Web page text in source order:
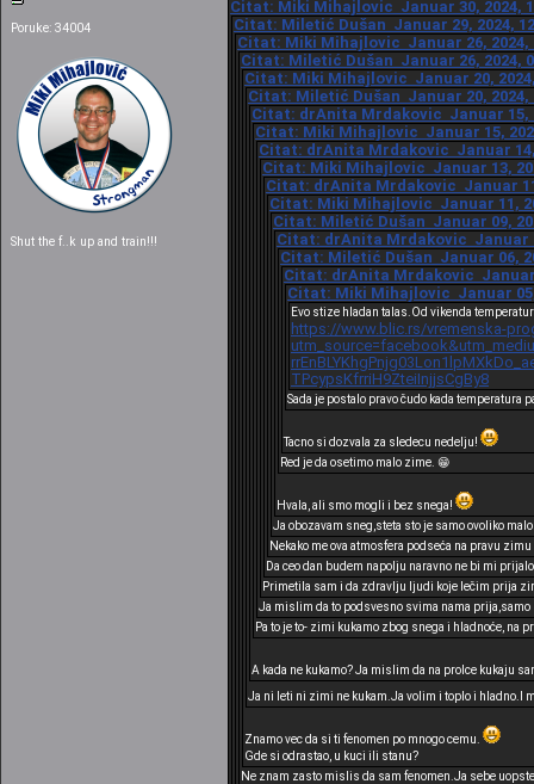
Poruke: 34004
Shut the f..k up and train!!!
Citat: Miki Mihajlovic Januar 30, 2024,
Citat: Miletić Dušan Januar 29, 2024,
Citat: Miki Mihajlovic Januar 26, 2024,
Citat: Miletić Dušan Januar 26, 2024,
Citat: Miki Mihajlovic Januar 20,
Citat: Miletić Dušan Januar 20, 2024,
Citat: drAnita Mrdakovic Januar 15,
Citat: Miki Mihajlovic Januar 15,
Citat: drAnita Mrdakovic Januar 14,
Citat: Miki Mihajlovic Januar 13,
Citat: drAnita Mrdakovic Januar
Citat: Miki Mihajlovic Januar 11,
Citat: Miletić Dušan Januar 09,
Citat: drAnita Mrdakovic Januar
Citat: Miletić Dušan Januar 06,
Citat: drAnita Mrdakovic Januar
Citat: Miki Mihajlovic Januar 05,
Evo stize hladan talas.Od vikenda
https://www.blic.rs/vremenska-
TPcypsKfrriH9ZteiInjjsCgBy8
Sada je postalo pravo čudo kada temperatura
Tacno si dozvala za sledecu nedelju!
Red je da osetimo malo zime. 😁
Hvala, ali smo mogli i bez snega!
Ja obozavam sneg,steta sto je samo ovoliko
Nekako me ova atmosfera podseća na pravu
Da ceo dan budem napolju naravno ne bi mi
Primetila sam i da zdravlju ljudi koje lečim prija
Ja mislim da to podsvesno svima nama
Pa to je to- zimi kukamo zbog snega i hladnoće, na
A kada ne kukamo? Ja mislim da na prolce kukaju
Ja ni leti ni zimi ne kukam.Ja volim i toplo i hladno.I
Znamo vec da si ti fenomen po mnogo cemu.
Gde si odrastao, u kuci ili stanu?
Ne znam zasto mislis da sam fenomen.Ja sebe